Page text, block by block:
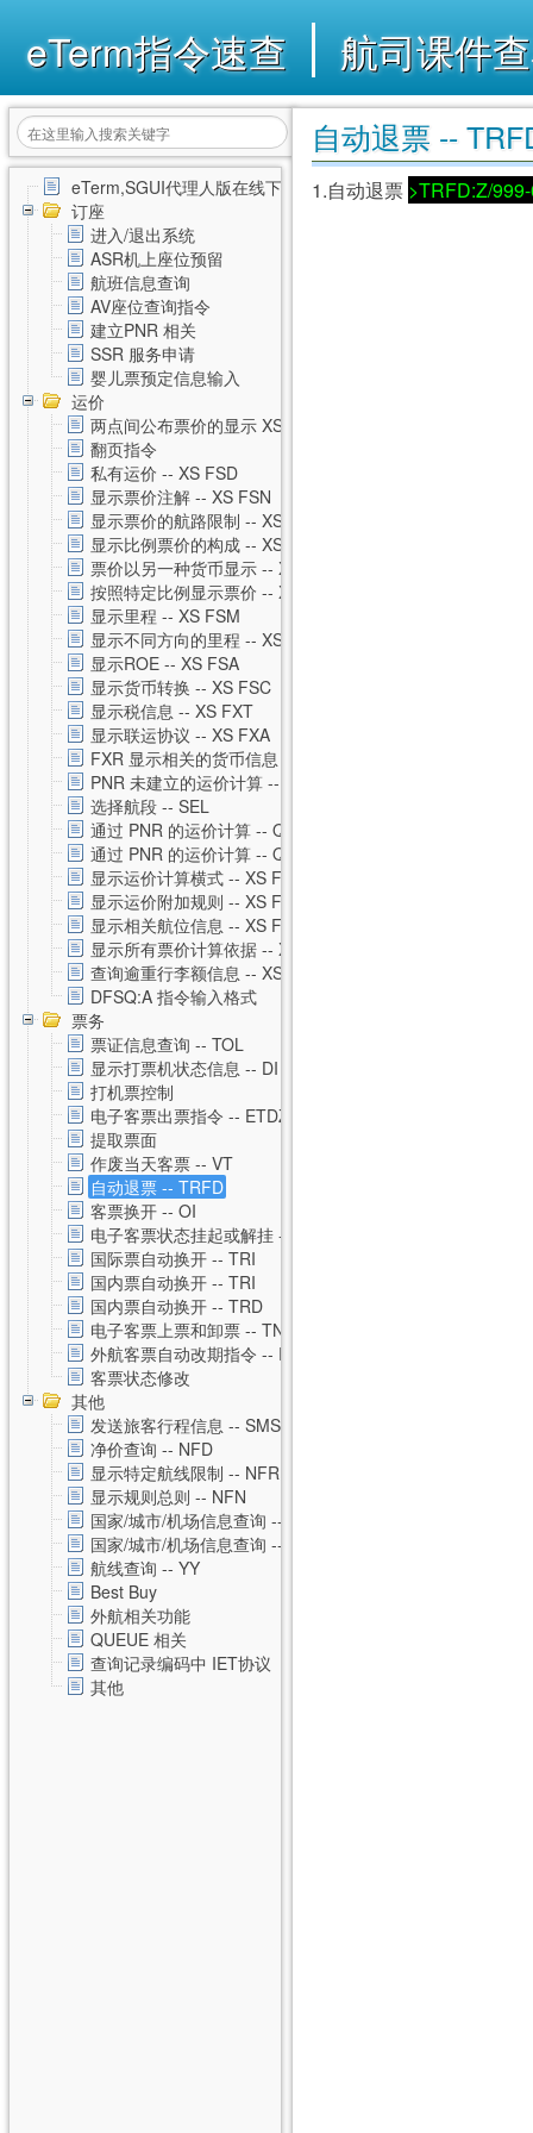
eTerm指令速查 航司课件
eTerm,SGUI代理人版在线下载
订座
进入/退出系统
ASR机上座位预留
航班信息查询
AV座位查询指令
建立PNR 相关
SSR 服务申请
婴儿票预定信息输入
运价
两点间公布票价的显示 XS FSD
翻页指令
私有运价 -- XS FSD
显示票价注解 -- XS FSN
显示票价的航路限制 -- XS FSL
显示比例票价的构成 -- XS FXH
票价以另一种货币显示 -- XS FXC
按照特定比例显示票价 -- XS FXM
显示里程 -- XS FSM
显示不同方向的里程 -- XS FSO
显示ROE -- XS FSA
显示货币转换 -- XS FSC
显示税信息 -- XS FXT
显示联运协议 -- XS FXA
FXR 显示相关的货币信息 -- XS FXR
PNR 未建立的运价计算 -- XS FSP
选择航段 -- SEL
通过 PNR 的运价计算 -- QTE
通过 PNR 的运价计算 -- QTE 私有运价
显示运价计算横式 -- XS FSQ
显示运价附加规则 -- XS FSG
显示相关航位信息 -- XS FSS
显示所有票价计算依据 -- XS FSU
查询逾重行李额信息 -- XS FSB
DFSQ:A 指令输入格式
票务
票证信息查询 -- TOL
显示打票机状态信息 -- DI
打机票控制
电子客票出票指令 -- ETDZ
提取票面
作废当天客票 -- VT
自动退票 -- TRFD
客票换开 -- OI
电子客票状态挂起或解挂 -- TSS
国际票自动换开 -- TRI
国内票自动换开 -- TRI
国内票自动换开 -- TRD
电子客票上票和卸票 -- TN
外航客票自动改期指令 -- RVAL
客票状态修改
其他
发送旅客行程信息 -- SMS
净价查询 -- NFD
显示特定航线限制 -- NFR
显示规则总则 -- NFN
国家/城市/机场信息查询 -- CNTZ
国家/城市/机场信息查询 -- CNTD
航线查询 -- YY
Best Buy
外航相关功能
QUEUE 相关
查询记录编码中 IET协议
其他
自动退票 --
1.自动退票 >TRFD:Z/